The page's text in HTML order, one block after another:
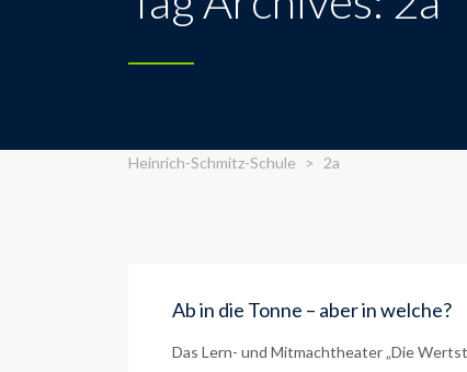
Heinrich-Schmitz-Schule > 2a
Ab in die Tonne – aber in welche?
Das Lern- und Mitmachtheater „Die